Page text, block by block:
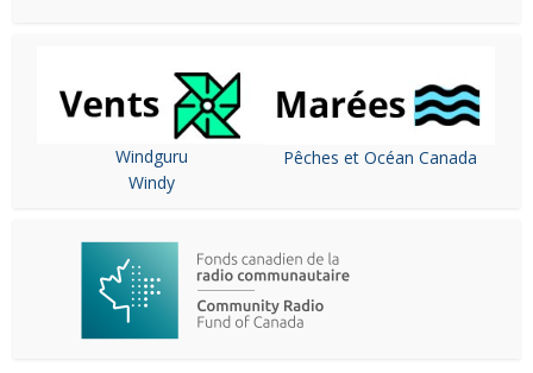
Windguru
Windy
Pêches et Océan Canada